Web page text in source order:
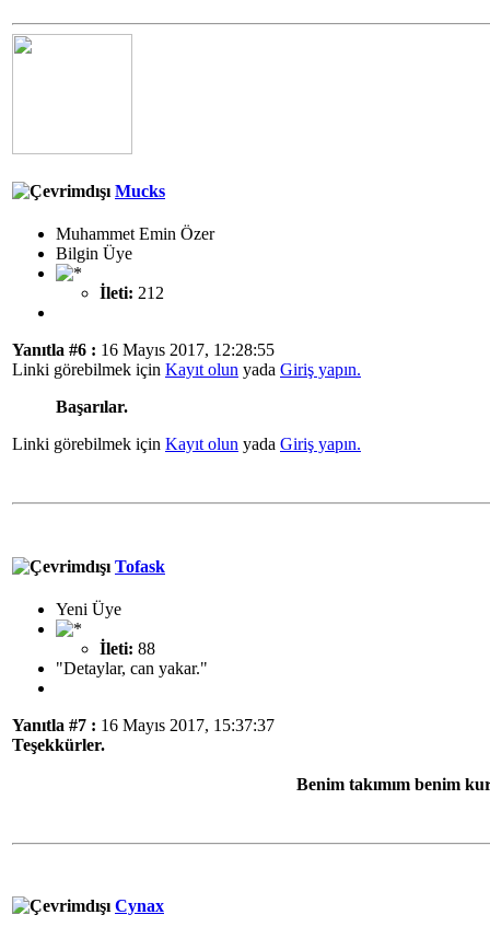
Mucks
Muhammet Emin Özer
Bilgin Üye
İleti: 212
Yanıtla #6 : 16 Mayıs 2017, 12:28:55
Linki görebilmek için Kayıt olun yada Giriş yapın.
Başarılar.
Linki görebilmek için Kayıt olun yada Giriş yapın.
Tofask
Yeni Üye
İleti: 88
"Detaylar, can yakar."
Yanıtla #7 : 16 Mayıs 2017, 15:37:37
Teşekkürler.
Benim takımım benim
Cynax